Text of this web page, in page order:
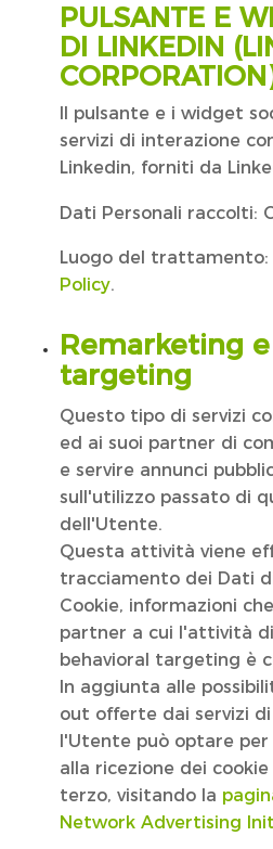
PULSANTE E
DI LINKEDIN
Il pulsante e i widget
servizi di interazione
Linkedin, forniti da
Dati Personali raccolti:
Luogo del trattamento:
Policy.
Remarketing
targeting
Questo tipo di servizi
ed ai suoi partner di
e servire annunci
sull'utilizzo passato di
dell'Utente.
Questa attività viene
tracciamento dei Dati
Cookie, informazioni
partner a cui l'attività
behavioral targeting è
In aggiunta alle
out offerte dai servizi
l'Utente può optare
alla ricezione dei
terzo, visitando la
Network Advertising